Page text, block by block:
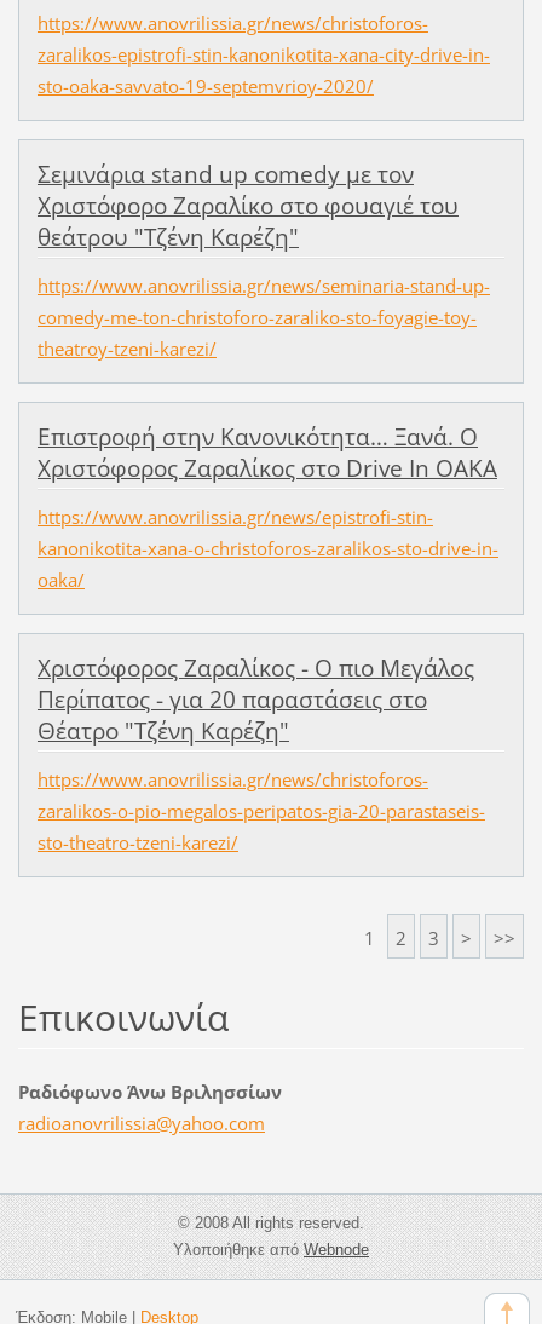
https://www.anovrilissia.gr/news/christoforos-
zaralikos-epistrofi-stin-kanonikotita-xana-city-drive-in-
sto-oaka-savvato-19-septemvrioy-2020/
Σεμινάρια stand up comedy με τον
Χριστόφορο Ζαραλίκο στο φουαγιέ του
θεάτρου "Τζένη Καρέζη"
https://www.anovrilissia.gr/news/seminaria-stand-up-
comedy-me-ton-christoforo-zaraliko-sto-foyagie-toy-
theatroy-tzeni-karezi/
Επιστροφή στην Κανονικότητα… Ξανά. Ο
Χριστόφορος Ζαραλίκος στο Drive In OAKA
https://www.anovrilissia.gr/news/epistrofi-stin-
kanonikotita-xana-o-christoforos-zaralikos-sto-drive-in-
oaka/
Χριστόφορος Ζαραλίκος - Ο πιο Μεγάλος
Περίπατος - για 20 παραστάσεις στο
Θέατρο "Τζένη Καρέζη"
https://www.anovrilissia.gr/news/christoforos-
zaralikos-o-pio-megalos-peripatos-gia-20-parastaseis-
sto-theatro-tzeni-karezi/
1 2 3 > >>
Επικοινωνία
Ραδιόφωνο Άνω Βριλησσίων
radioanovrilissia@yahoo.com
© 2008 All rights reserved.
Υλοποιήθηκε απόWebnode
Έκδοση: Mobile| Desktop